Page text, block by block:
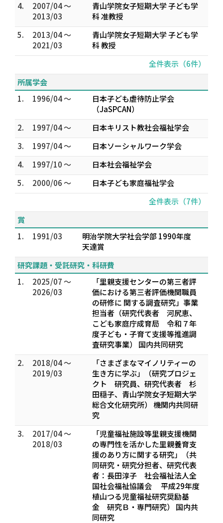
4.
2007/04 ～
2013/03
青山学院女子短期大学 子ども学
科 准教授
5.
2013/04 ～
2021/03
青山学院女子短期大学 子ども学
科 教授
全件表示（6件）
所属学会
1.
1996/04 ～
日本子ども虐待防止学会
（JaSPCAN）
2.
1997/04 ～
日本キリスト教社会福祉学会
3.
1997/04 ～
日本ソーシャルワーク学会
4.
1997/10 ～
日本社会福祉学会
5.
2000/06 ～
日本子ども家庭福祉学会
全件表示（7件）
賞
1.
1991/03
明治学院大学社会学部 1990年度
天達賞
研究課題・受託研究・科研費
1.
2025/07 ～
2026/03
「里親支援センターの第三者評
価における第三者評価機関職員
の研修に 関する調査研究」事業
担当者（研究代表者 河尻恵、
こども家庭庁成育局 令和７年
度子ども・子育て支援等推進調
査研究事業） 国内共同研究
2.
2018/04 ～
2019/03
「さまざまなマイノリティーの
生き方に学ぶ」（研究プロジェ
クト 研究員、研究代表者 杉
田穏子、青山学院女子短期大学
総合文化研究所） 機関内共同研
究
3.
2017/04 ～
2018/03
「児童福祉施設等里親支援機関
の専門性を活かした里親養育支
援のあり方に関する研究」（共
同研究・研究分担者、研究代表
者：長田淳子 社会福祉法人全
国社会福祉協議会 平成29年度
植山つる児童福祉研究奨励基
金 研究Ｂ・専門研究） 国内共
同研究